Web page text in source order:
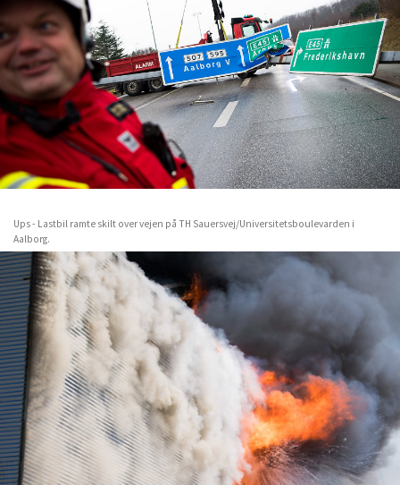
Ups - Lastbil ramte skilt over vejen på TH Sauersvej/Universitetsboulevarden i
Aalborg.